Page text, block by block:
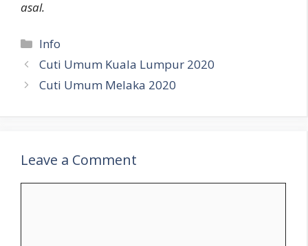
asal.
Categories
Info
Cuti Umum Kuala Lumpur 2020
Cuti Umum Melaka 2020
Leave a Comment